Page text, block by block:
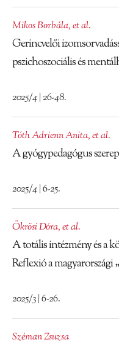
Mikos Borbála,et al.
Gerincvelői
pszichoszociális és
2025/4 | 26-48.
Tóth Adrienn Anita,et al.
A gyógypedagógus
2025/4 | 6-25.
Ökrösi Dóra,et al.
A totális intézmény és a
Reflexió a magyarországi
2025/3 | 6-26.
Széman Zsuzsa